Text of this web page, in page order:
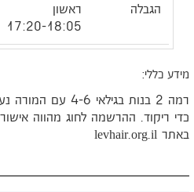
הגבלה
ראשון
17:20-18:05
מידע כללי:
רמה 2 בנות בגילאי
כדי ריקוד. ההרשמה לחוג מהווה
באתר levhair.org.il